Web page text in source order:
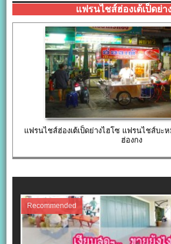
แฟรนไชส์ฮ่องเต้เป็ดย่า
แฟรนไชส์ฮ่องเต้เป็ดย่างไฮโซ แฟรนไชส์บะ
ฮ่องกง
Recommended